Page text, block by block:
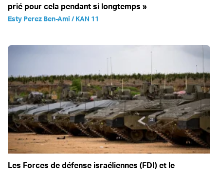
prié pour cela pendant si longtemps »
Esty Perez Ben-Ami / KAN 11
Les Forces de défense israéliennes (FDI) et le